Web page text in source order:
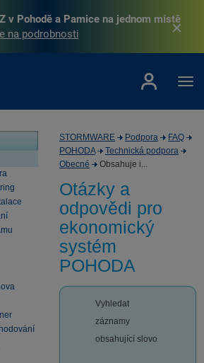
v Pohodě a Pamice na jednom místě
na podrobnosti
STORMWARE Podpora
FAQ
POHODA
Technická podpora
Obecné
Obsahuje i...
Otázky a
odpovědi pro
ekonomický
systém
POHODA
Vyhledat
záznamy
obsahující slovo